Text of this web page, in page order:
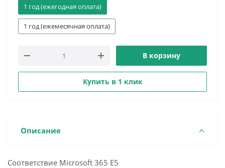
1 год (ежегодная оплата)
1 год (ежемесячная оплата)
В корзину
Купить в 1 клик
Описание
Соответствие Microsoft 365 E5